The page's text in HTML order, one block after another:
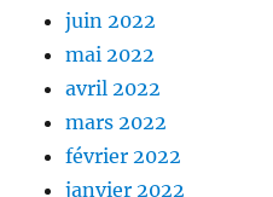
juin 2022
mai 2022
avril 2022
mars 2022
février 2022
janvier 2022